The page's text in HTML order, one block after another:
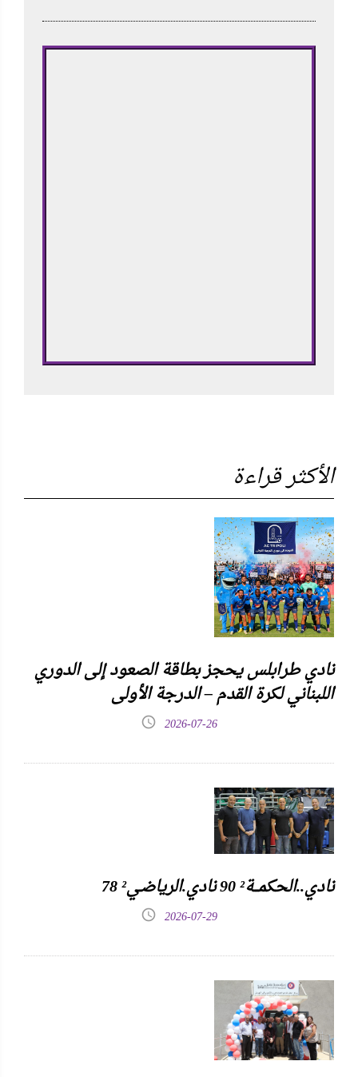
الأكثر قراءة
نادي طرابلس يحجز بطاقة الصعود إلى الدوري
اللبناني لكرة القدم – الدرجة الأولى
2026-07-26
نادي..الحكمـــة² 90 نادي.الرياضـي² 78
2026-07-29